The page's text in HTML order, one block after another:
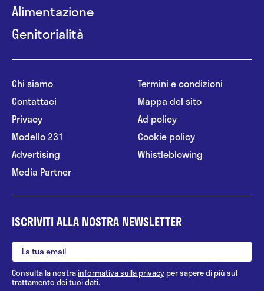
Alimentazione
Genitorialità
Chi siamo
Contattaci
Privacy
Modello 231
Advertising
Media Partner
Termini e condizioni
Mappa del sito
Ad policy
Cookie policy
Whistleblowing
ISCRIVITI ALLA NOSTRA NEWSLETTER
Consulta la nostrainformativa sulla privacy per sapere di più sul
trattamento dei tuoi dati.